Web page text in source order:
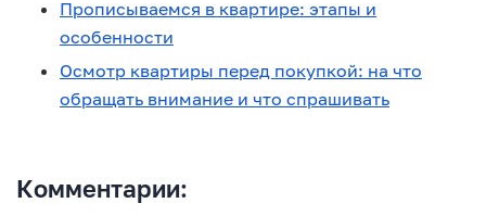
Прописываемся в квартире: этапы и
особенности
Осмотр квартиры перед покупкой: на что
обращать внимание и что спрашивать
Комментарии: